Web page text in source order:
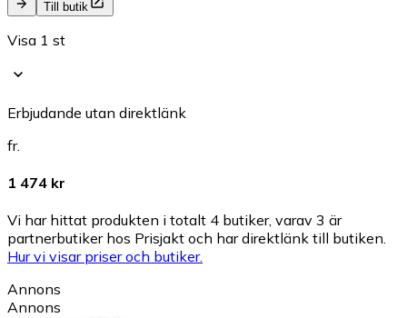
Till butik
Visa 1 st
Erbjudande utan direktlänk
fr.
1 474 kr
Vi har hittat produkten i totalt 4 butiker, varav 3 är
partnerbutiker hos Prisjakt och har direktlänk till butiken.
Hur vi visar priser och butiker.
Annons
Annons